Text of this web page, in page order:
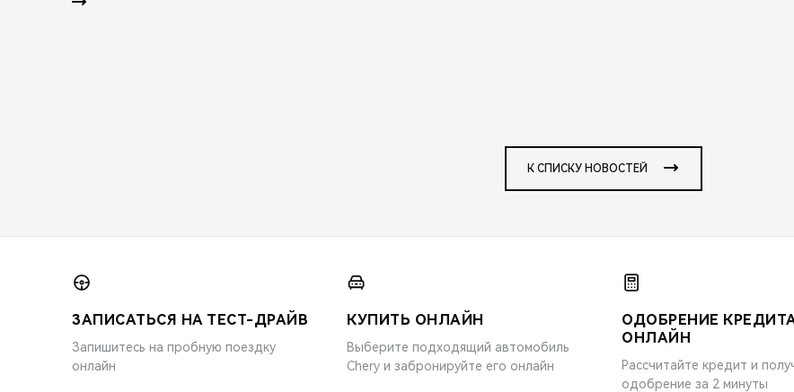
К СПИСКУ НОВОСТЕЙ
ЗАПИСАТЬСЯ НА ТЕСТ-ДРАЙВ
Запишитесь на пробную поездку
онлайн
КУПИТЬ ОНЛАЙН
Выберите подходящий автомобиль
Chery и забронируйте его онлайн
ОДОБРЕНИЕ
ОНЛАЙН
Рассчитайте кредит и
одобрение за 2 минуты